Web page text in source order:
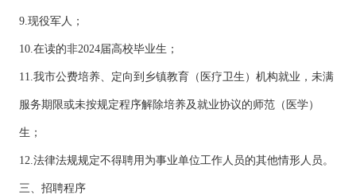
9.现役军人；
10.在读的非2024届高校毕业生；
11.我市公费培养、定向到乡镇教育（医疗卫生）机构就业，未满
服务期限或未按规定程序解除培养及就业协议的师范（医学）
生；
12.法律法规规定不得聘用为事业单位工作人员的其他情形人员。
三、招聘程序